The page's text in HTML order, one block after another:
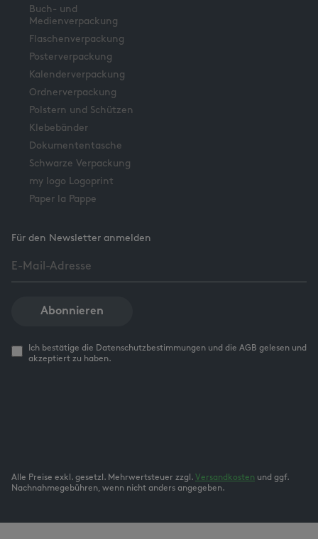
Buch- und
Medienverpackung
Flaschenverpackung
Posterverpackung
Kalenderverpackung
Ordnerverpackung
Polstern und Schützen
Klebebänder
Dokumententasche
Schwarze Verpackung
my logo Logoprint
Paper la Pappe
Für den Newsletter anmelden
Abonnieren
Ich bestätige die Datenschutzbestimmungen und die AGB gelesen und
akzeptiert zu haben.
Alle Preise exkl. gesetzl. Mehrwertsteuer zzgl. Versandkosten und ggf.
Nachnahmegebühren, wenn nicht anders angegeben.